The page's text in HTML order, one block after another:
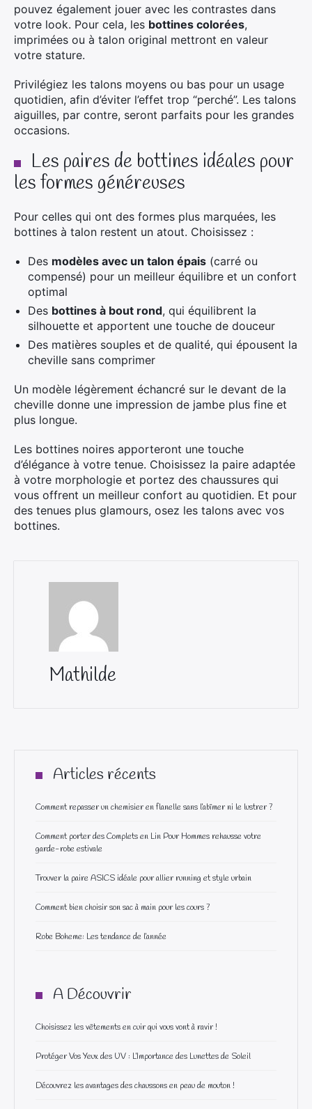
pouvez également jouer avec les contrastes dans
votre look. Pour cela, les bottines colorées,
imprimées ou à talon original mettront en valeur
votre stature.
Privilégiez les talons moyens ou bas pour un usage
quotidien, afin d’éviter l’effet trop “perché”. Les talons
aiguilles, par contre, seront parfaits pour les grandes
occasions.
Les paires de bottines idéales pour
les formes généreuses
Pour celles qui ont des formes plus marquées, les
bottines à talon restent un atout. Choisissez :
Des modèles avec un talon épais (carré ou
compensé) pour un meilleur équilibre et un confort
optimal
Des bottines à bout rond, qui équilibrent la
silhouette et apportent une touche de douceur
Des matières souples et de qualité, qui épousent la
cheville sans comprimer
Un modèle légèrement échancré sur le devant de la
cheville donne une impression de jambe plus fine et
plus longue.
Les bottines noires apporteront une touche
d’élégance à votre tenue. Choisissez la paire adaptée
à votre morphologie et portez des chaussures qui
vous offrent un meilleur confort au quotidien. Et pour
des tenues plus glamours, osez les talons avec vos
bottines.
Mathilde
Articles récents
Comment repasser un chemisier en flanelle sans l’abîmer ni le lustrer ?
Comment porter des Complets en Lin Pour Hommes rehausse votre
garde-robe estivale
Trouver la paire ASICS idéale pour allier running et style urbain
Comment bien choisir son sac à main pour les cours ?
Robe Boheme: Les tendance de l’année
A Découvrir
Choisissez les vêtements en cuir qui vous vont à ravir !
Protéger Vos Yeux des UV : L’Importance des Lunettes de Soleil
Découvrez les avantages des chaussons en peau de mouton !